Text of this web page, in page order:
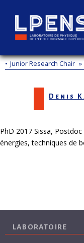
• Junior Research Chair »
Denis
PhD 2017 Sissa,
énergies, techniques de
LABORATOIRE